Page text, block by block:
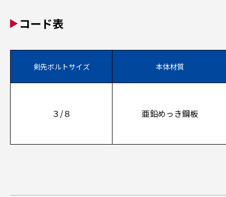
コード表
剣先ボルトサイズ 本体材質
３/８ 亜鉛めっき鋼板